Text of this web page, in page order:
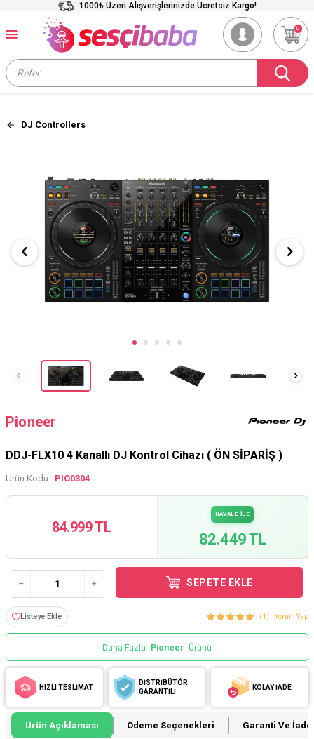
1000₺ Üzeri Alışverişlerinizde Ücretsiz Kargo!
0
DJ Controllers
Pioneer
DDJ-FLX10 4 Kanallı DJ Kontrol Cihazı ( ÖN SİPARİŞ )
Ürün Kodu : PIO0304
84.999 TL
HAVALE İLE
82.449 TL
SEPETE EKLE
Listeye Ekle (1) Yorum Yap
Daha Fazla Pioneer Ürünü
HIZLI TESLİMAT
DİSTRİBÜTÖR
GARANTİLİ
KOLAY İADE
Ürün Açıklaması Ödeme Seçenekleri Garanti Ve İade